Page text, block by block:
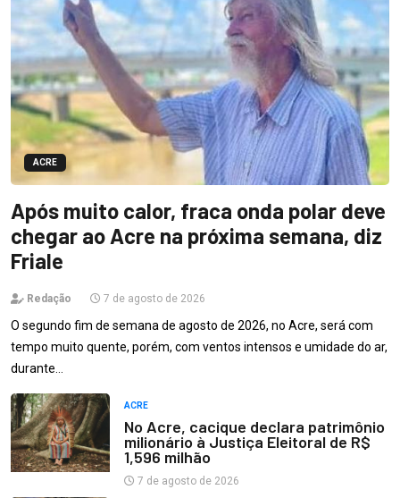
ACRE
Após muito calor, fraca onda polar deve
chegar ao Acre na próxima semana, diz
Friale
Redação 7 de agosto de 2026
O segundo fim de semana de agosto de 2026, no Acre, será com
tempo muito quente, porém, com ventos intensos e umidade do ar,
durante…
ACRE
No Acre, cacique declara patrimônio
milionário à Justiça Eleitoral de R$
1,596 milhão
7 de agosto de 2026